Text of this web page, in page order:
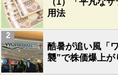
用法
酷暑が追い風「
襲”で株価爆上が
2